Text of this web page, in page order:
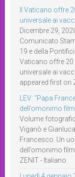
Il Vaticano offre
universale ai
Dicembre 29,
Comunicato
19 e della
Vaticano offre 20
universale ai
appeared first on
LEV: “Papa
dell’omonimo
Volume
Viganò e
Francesco. Un
dell’omonimo
ZENIT - Italiano.